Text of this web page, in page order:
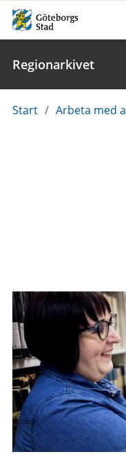
Regionarkivet
Du
Start / Arbeta med